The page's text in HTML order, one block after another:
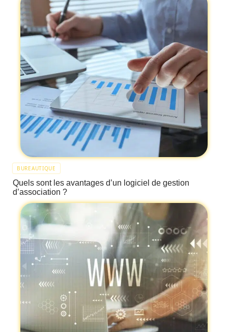
BUREAUTIQUE
Quels sont les avantages d’un logiciel de gestion
d’association ?